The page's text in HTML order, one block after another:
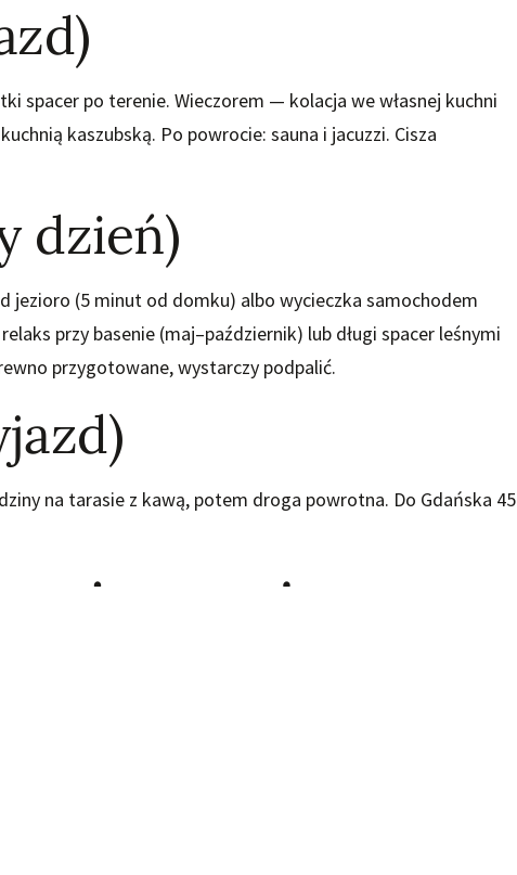
spacer po terenie. Wieczorem — kolacja we własnej kuchni
kaszubską. Po powrocie: sauna i jacuzzi. Cisza
dzień)
jezioro (5 minut od domku) albo wycieczka samochodem
przy basenie (maj–październik) lub długi spacer leśnymi
przygotowane, wystarczy podpalić.
na tarasie z kawą, potem droga powrotna. Do Gdańska 45
jacuzzi, sauna